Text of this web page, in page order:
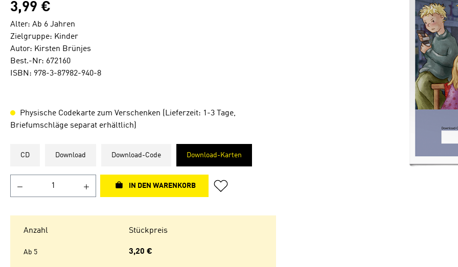
3,99 €
Alter: Ab 6 Jahren
Zielgruppe: Kinder
Autor: Kirsten Brünjes
Best.-Nr: 672160
ISBN: 978-3-87982-940-8
Physische Codekarte zum Verschenken (Lieferzeit: 1-3 Tage,
Briefumschläge separat erhältlich)
CD Download Download-Code Download-Karten
IN DEN WARENKORB
Anzahl Stückpreis
Ab 5 3,20 €